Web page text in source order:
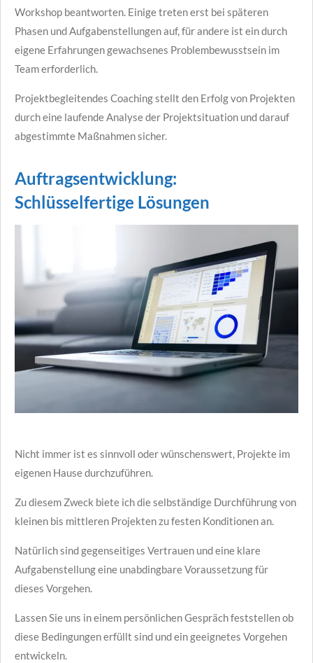
Workshop beantworten. Einige treten erst bei späteren
Phasen und Aufgabenstellungen auf, für andere ist ein durch
eigene Erfahrungen gewachsenes Problembewusstsein im
Team erforderlich.
Projektbegleitendes Coaching stellt den Erfolg von Projekten
durch eine laufende Analyse der Projektsituation und darauf
abgestimmte Maßnahmen sicher.
Auftragsentwicklung:
Schlüsselfertige Lösungen
Nicht immer ist es sinnvoll oder wünschenswert, Projekte im
eigenen Hause durchzuführen.
Zu diesem Zweck biete ich die selbständige Durchführung von
kleinen bis mittleren Projekten zu festen Konditionen an.
Natürlich sind gegenseitiges Vertrauen und eine klare
Aufgabenstellung eine unabdingbare Voraussetzung für
dieses Vorgehen.
Lassen Sie uns in einem persönlichen Gespräch feststellen ob
diese Bedingungen erfüllt sind und ein geeignetes Vorgehen
entwickeln.